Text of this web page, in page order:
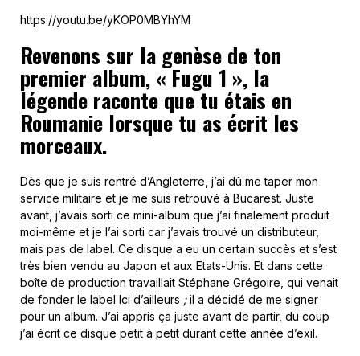
https://youtu.be/yKOP0MBYhYM
Revenons sur la genèse de ton
premier album, « Fugu 1 », la
légende raconte que tu étais en
Roumanie lorsque tu as écrit les
morceaux.
Dès que je suis rentré d’Angleterre, j’ai dû me taper mon
service militaire et je me suis retrouvé à Bucarest. Juste
avant, j’avais sorti ce mini-album que j’ai finalement produit
moi-même et je l’ai sorti car j’avais trouvé un distributeur,
mais pas de label. Ce disque a eu un certain succès et s’est
très bien vendu au Japon et aux Etats-Unis. Et dans cette
boîte de production travaillait Stéphane Grégoire, qui venait
de fonder le label Ici d’ailleurs ;il a décidé de me signer
pour un album. J’ai appris ça juste avant de partir, du coup
j’ai écrit ce disque petit à petit durant cette année d’exil.